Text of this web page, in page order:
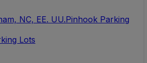
NC, EE. UU.Pinhook Parking
Lots